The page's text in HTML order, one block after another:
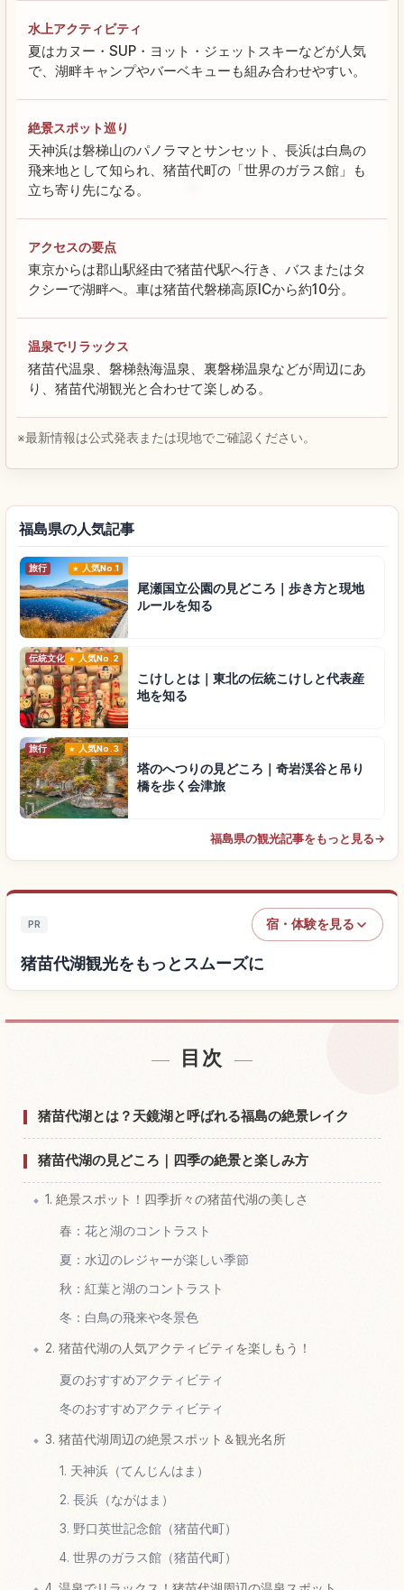
水上アクティビティ
夏はカヌー・SUP・ヨット・ジェットスキーなどが人気
で、湖畔キャンプやバーベキューも組み合わせやすい。
絶景スポット巡り
天神浜は磐梯山のパノラマとサンセット、長浜は白鳥の
飛来地として知られ、猪苗代町の「世界のガラス館」も
立ち寄り先になる。
アクセスの要点
東京からは郡山駅経由で猪苗代駅へ行き、バスまたはタ
クシーで湖畔へ。車は猪苗代磐梯高原ICから約10分。
温泉でリラックス
猪苗代温泉、磐梯熱海温泉、裏磐梯温泉などが周辺にあ
り、猪苗代湖観光と合わせて楽しめる。
※最新情報は公式発表または現地でご確認ください。
福島県の人気記事
旅行 人気No.1
尾瀬国立公園の見どころ｜歩き方と現地
ルールを知る
伝統文化 人気No.2
こけしとは｜東北の伝統こけしと代表産
地を知る
旅行 人気No.3
塔のへつりの見どころ｜奇岩渓谷と吊り
橋を歩く会津旅
福島県の観光記事をもっと見る→
PR 宿・体験を見る
猪苗代湖観光をもっとスムーズに
猪苗代湖付近の宿を探す
猪苗代湖の体験を探す↗
目次
猪苗代湖とは？天鏡湖と呼ばれる福島の絶景レイク
猪苗代湖の見どころ｜四季の絶景と楽しみ方
1. 絶景スポット！四季折々の猪苗代湖の美しさ
春：花と湖のコントラスト
夏：水辺のレジャーが楽しい季節
秋：紅葉と湖のコントラスト
冬：白鳥の飛来や冬景色
2. 猪苗代湖の人気アクティビティを楽しもう！
夏のおすすめアクティビティ
冬のおすすめアクティビティ
3. 猪苗代湖周辺の絶景スポット＆観光名所
1. 天神浜（てんじんはま）
2. 長浜（ながはま）
3. 野口英世記念館（猪苗代町）
4. 世界のガラス館（猪苗代町）